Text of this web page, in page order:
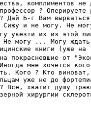
комплиментов
? Оперируете
? Дай Б-г Вам
и не могу. Не
увезти их из этой
Не могу ... Могу
книги (уже
покрасневшие от
мне хочется
Кого ? Кто
уже не до
хватит душу
хирургии